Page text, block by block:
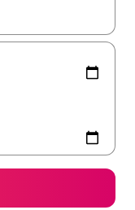
maak je een keuze